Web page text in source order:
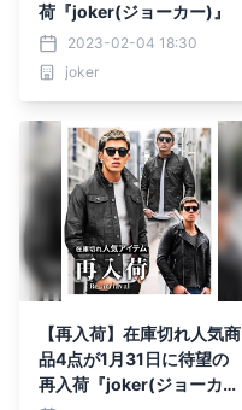
荷『joker(ジョーカー)』
2023-02-04 18:30
joker
【再入荷】在庫切れ人気商
品4点が1月31日に待望の
再入荷『joker(ジョーカ